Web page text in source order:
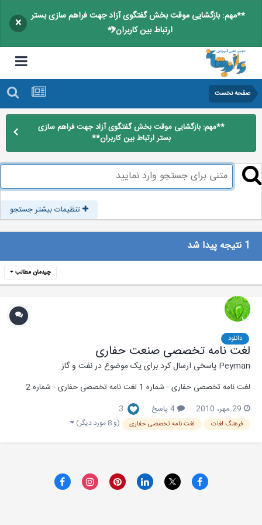
**مهم: بازگشایی موقت بخش گفتگوی آزاد جهت فراهم سازی بستر
ارتباط بین کاربران**
×
صفحه نخست
**مهم: بازگشایی موقت بخش گفتگوی آزاد جهت فراهم سازی
بستر ارتباط بین کاربران**
تنظیمات بیشتر جستجو
چیدمان مطالب
دانلود
لغت نامه تخصصی صنعت حفاری
Peymanپاسخی ارسال کرد برای یک موضوع درنفت و گاز
لغت نامه تخصصی حفاری - شماره 1 لغت نامه تخصصی حفاری - شماره 2
29 مهر، 2010
4 پاسخ 3
فرهنگ لغات لغت نامه تخصصی حفاری (و 8 مورد دیگر)